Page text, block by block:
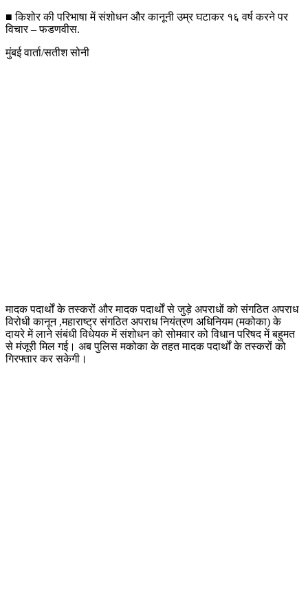
■ किशोर की परिभाषा में संशोधन और कानूनी उम्र घटाकर १६ वर्ष करने पर
विचार – फडणवीस.
मुंबई वार्ता/सतीश सोनी
मादक पदार्थों के तस्करों और मादक पदार्थों से जुड़े अपराधों को संगठित अपराध
विरोधी कानून ,महाराष्ट्र संगठित अपराध नियंत्रण अधिनियम (मकोका) के
दायरे में लाने संबंधी विधेयक में संशोधन को सोमवार को विधान परिषद में बहुमत
से मंजूरी मिल गई। अब पुलिस मकोका के तहत मादक पदार्थों के तस्करों को
गिरफ्तार कर सकेगी।